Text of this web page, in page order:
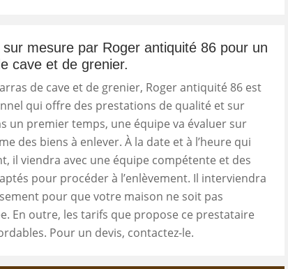
sur mesure par Roger antiquité 86 pour un
cave et de grenier.
de cave et de grenier, Roger antiquité 86 est
qui offre des prestations de qualité et sur
un premier temps, une équipe va évaluer sur
des biens à enlever. À la date et à l’heure qui
il viendra avec une équipe compétente et des
pour procéder à l’enlèvement. Il interviendra
pour que votre maison ne soit pas
En outre, les tarifs que propose ce prestataire
Pour un devis, contactez-le.